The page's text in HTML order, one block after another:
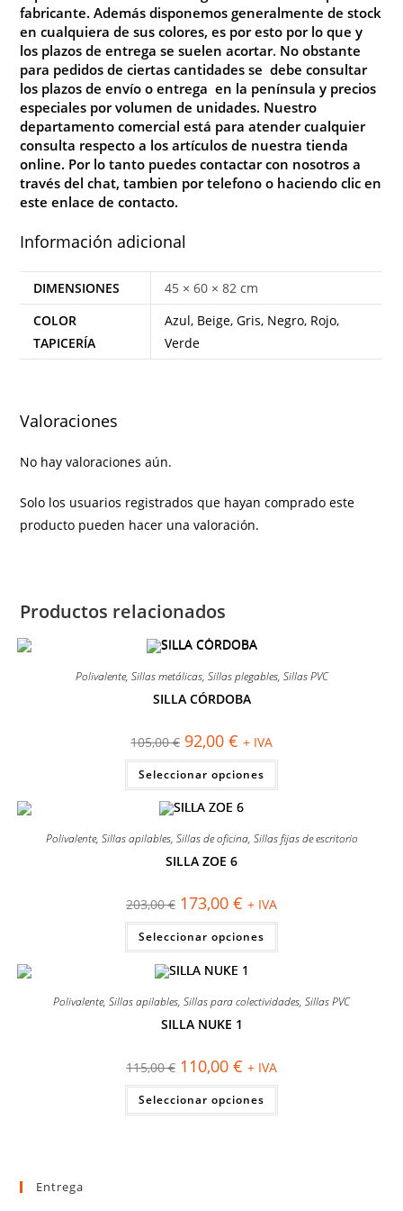
fabricante. Además disponemos generalmente de stock
en cualquiera de sus colores, es por esto por lo que y
los plazos de entrega se suelen acortar. No obstante
para pedidos de ciertas cantidades se debe consultar
los plazos de envío o entrega en la península y precios
especiales por volumen de unidades. Nuestro
departamento comercial está para atender cualquier
consulta respecto a los artículos de nuestra tienda
online. Por lo tanto puedes contactar con nosotros a
través del chat, tambien por telefono o haciendo clic en
este enlace decontacto.
Información adicional
DIMENSIONES
45 × 60 × 82 cm
COLOR
TAPICERÍA
Azul, Beige, Gris, Negro, Rojo,
Verde
Valoraciones
No hay valoraciones aún.
Solo los usuarios registrados que hayan comprado este
producto pueden hacer una valoración.
Productos relacionados
Polivalente, Sillas metálicas, Sillas plegables, Sillas PVC
SILLA CÓRDOBA
105,00€ El
precio
original
era:
105,00 €.
92,00 € El
precio
actual
es:
92,00 €.
+ IVA
Seleccionar opciones
Este
tiene
opciones
Polivalente, Sillas apilables, Sillas de oficina, Sillas fijas de escritorio
SILLA ZOE 6
203,00€ El
precio
original
era:
203,00 €.
173,00 € El
precio
actual
es:
173,00 €.
+ IVA
Seleccionar opciones
Este
tiene
opciones
Polivalente, Sillas apilables, Sillas para colectividades, Sillas PVC
SILLA NUKE 1
115,00€ El
precio
original
era:
115,00 €.
110,00 € El
precio
actual
es:
110,00 €.
+ IVA
Seleccionar opciones
Este
tiene
Entrega